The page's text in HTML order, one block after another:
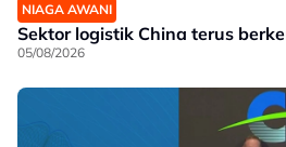
NIAGA AWANI
Sektor logistik China terus
05/08/2026